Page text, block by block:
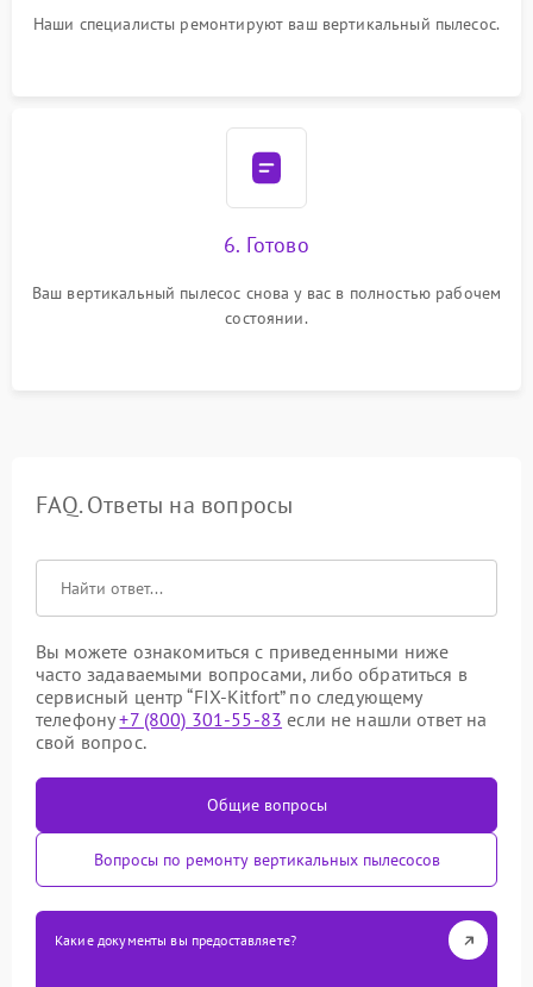
Наши специалисты ремонтируют ваш вертикальный пылесос.
6. Готово
Ваш вертикальный пылесос снова у вас в полностью рабочем
состоянии.
FAQ. Ответы на вопросы
Вы можете ознакомиться с приведенными ниже
часто задаваемыми вопросами, либо обратиться в
сервисный центр “FIX-Kitfort” по следующему
телефону+7 (800) 301-55-83 если не нашли ответ на
свой вопрос.
Общие вопросы
Вопросы по ремонту вертикальных пылесосов
Какие документы вы предоставляете?